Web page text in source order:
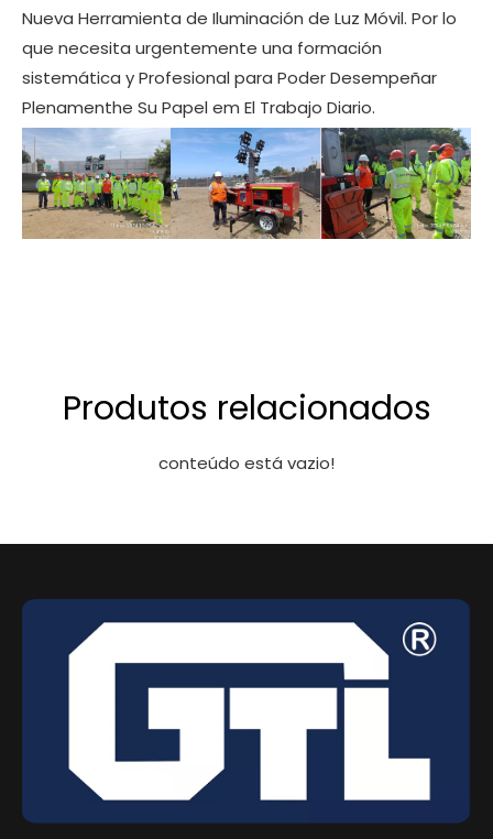
Nueva Herramienta de Iluminación de Luz Móvil. Por lo
que necesita urgentemente una formación
sistemática y Profesional para Poder Desempeñar
Plenamenthe Su Papel em El Trabajo Diario.
Produtos relacionados
conteúdo está vazio!